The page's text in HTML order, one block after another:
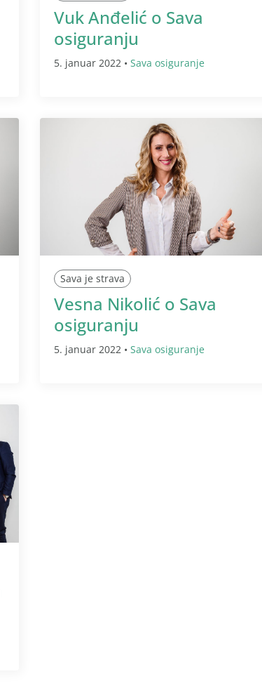
Vuk Anđelić o Sava
osiguranju
5. januar 2022 • Sava osiguranje
Sava je strava
Vesna Nikolić o Sava
osiguranju
5. januar 2022 • Sava osiguranje